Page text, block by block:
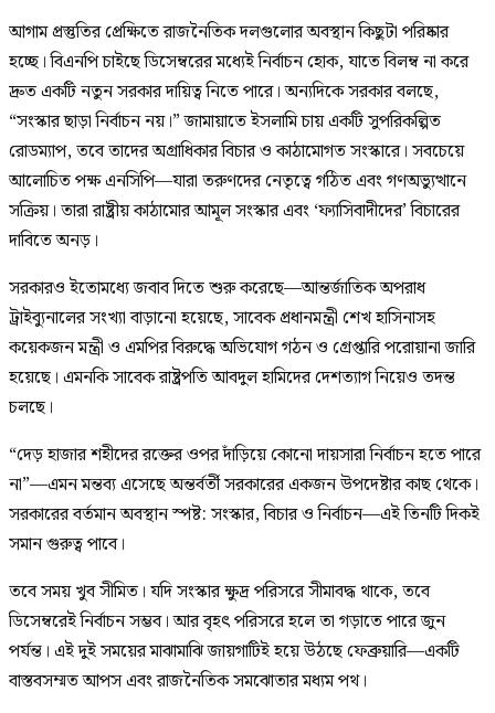
আগাম প্রস্তুতির প্রেক্ষিতে রাজনৈতিক দলগুলোর অবস্থান কিছুটা পরিষ্কার
হচ্ছে। বিএনপি চাইছে ডিসেম্বরের মধ্যেই নির্বাচন হোক, যাতে বিলম্ব না করে
দ্রুত একটি নতুন সরকার দায়িত্ব নিতে পারে। অন্যদিকে সরকার বলছে,
“সংস্কার ছাড়া নির্বাচন নয়।” জামায়াতে ইসলামি চায় একটি সুপরিকল্পিত
রোডম্যাপ, তবে তাদের অগ্রাধিকার বিচার ও কাঠামোগত সংস্কারে। সবচেয়ে
আলোচিত পক্ষ এনসিপি—যারা তরুণদের নেতৃত্বে গঠিত এবং গণঅভ্যুত্থানে
সক্রিয়। তারা রাষ্ট্রীয় কাঠামোর আমূল সংস্কার এবং ‘ফ্যাসিবাদীদের’ বিচারের
দাবিতে অনড়।
সরকারও ইতোমধ্যে জবাব দিতে শুরু করেছে—আন্তর্জাতিক অপরাধ
ট্রাইব্যুনালের সংখ্যা বাড়ানো হয়েছে, সাবেক প্রধানমন্ত্রী শেখ হাসিনাসহ
কয়েকজন মন্ত্রী ও এমপির বিরুদ্ধে অভিযোগ গঠন ও গ্রেপ্তারি পরোয়ানা জারি
হয়েছে। এমনকি সাবেক রাষ্ট্রপতি আবদুল হামিদের দেশত্যাগ নিয়েও তদন্ত
চলছে।
“দেড় হাজার শহীদের রক্তের ওপর দাঁড়িয়ে কোনো দায়সারা নির্বাচন হতে পারে
না”—এমন মন্তব্য এসেছে অন্তর্বর্তী সরকারের একজন উপদেষ্টার কাছ থেকে।
সরকারের বর্তমান অবস্থান স্পষ্ট: সংস্কার, বিচার ও নির্বাচন—এই তিনটি দিকই
সমান গুরুত্ব পাবে।
তবে সময় খুব সীমিত। যদি সংস্কার ক্ষুদ্র পরিসরে সীমাবদ্ধ থাকে, তবে
ডিসেম্বরেই নির্বাচন সম্ভব। আর বৃহৎ পরিসরে হলে তা গড়াতে পারে জুন
পর্যন্ত। এই দুই সময়ের মাঝামাঝি জায়গাটিই হয়ে উঠছে ফেব্রুয়ারি—একটি
বাস্তবসম্মত আপস এবং রাজনৈতিক সমঝোতার মধ্যম পথ।